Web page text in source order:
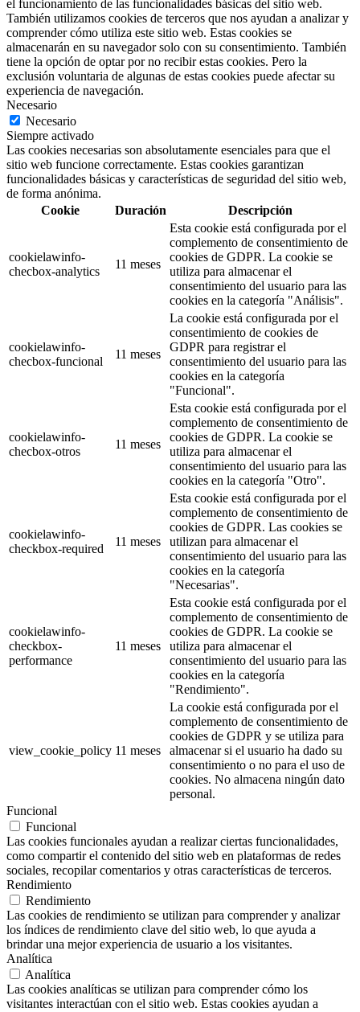
el funcionamiento de las funcionalidades básicas del sitio web.
También utilizamos cookies de terceros que nos ayudan a analizar y
comprender cómo utiliza este sitio web. Estas cookies se
almacenarán en su navegador solo con su consentimiento. También
tiene la opción de optar por no recibir estas cookies. Pero la
exclusión voluntaria de algunas de estas cookies puede afectar su
experiencia de navegación.
Necesario
Necesario
Siempre activado
Las cookies necesarias son absolutamente esenciales para que el
sitio web funcione correctamente. Estas cookies garantizan
funcionalidades básicas y características de seguridad del sitio web,
de forma anónima.
Cookie
Duración Descripción
cookielawinfo-
checbox-analytics
11 meses
Esta cookie está configurada por el
complemento de consentimiento de
cookies de GDPR. La cookie se
utiliza para almacenar el
consentimiento del usuario para las
cookies en la categoría "Análisis".
cookielawinfo-
checbox-funcional
11 meses
La cookie está configurada por el
consentimiento de cookies de
GDPR para registrar el
consentimiento del usuario para las
cookies en la categoría
"Funcional".
cookielawinfo-
checbox-otros
11 meses
Esta cookie está configurada por el
complemento de consentimiento de
cookies de GDPR. La cookie se
utiliza para almacenar el
consentimiento del usuario para las
cookies en la categoría "Otro".
cookielawinfo-
checkbox-required
11 meses
Esta cookie está configurada por el
complemento de consentimiento de
cookies de GDPR. Las cookies se
utilizan para almacenar el
consentimiento del usuario para las
cookies en la categoría
"Necesarias".
cookielawinfo-
checkbox-
performance
11 meses
Esta cookie está configurada por el
complemento de consentimiento de
cookies de GDPR. La cookie se
utiliza para almacenar el
consentimiento del usuario para las
cookies en la categoría
"Rendimiento".
view_cookie_policy 11 meses
La cookie está configurada por el
complemento de consentimiento de
cookies de GDPR y se utiliza para
almacenar si el usuario ha dado su
consentimiento o no para el uso de
cookies. No almacena ningún dato
personal.
Funcional
Funcional
Las cookies funcionales ayudan a realizar ciertas funcionalidades,
como compartir el contenido del sitio web en plataformas de redes
sociales, recopilar comentarios y otras características de terceros.
Rendimiento
Rendimiento
Las cookies de rendimiento se utilizan para comprender y analizar
los índices de rendimiento clave del sitio web, lo que ayuda a
brindar una mejor experiencia de usuario a los visitantes.
Analítica
Analítica
Las cookies analíticas se utilizan para comprender cómo los
visitantes interactúan con el sitio web. Estas cookies ayudan a